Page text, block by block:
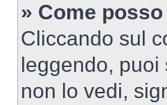
» Come
Cliccando sul
leggendo, puoi
non lo vedi,